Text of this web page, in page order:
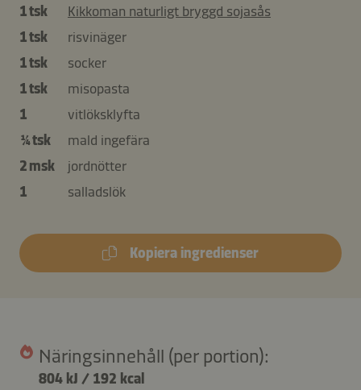
1 tsk
Kikkoman naturligt bryggd sojasås
1 tsk
risvinäger
1 tsk
socker
1 tsk
misopasta
1
vitlöksklyfta
¼ tsk
mald ingefära
2 msk
jordnötter
1
salladslök
Kopiera ingredienser
Näringsinnehåll (per portion):
804 kJ / 192 kcal